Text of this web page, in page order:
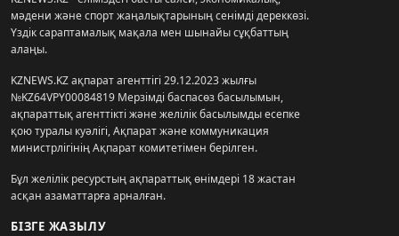
мәдени және спорт жаңалықтарының сенімді дереккөзі.
Үздік сараптамалық мақала мен шынайы сұқбаттың
алаңы.
KZNEWS.KZ ақпарат агенттігі 29.12.2023 жылғы
№KZ64VPY00084819 Мерзімді баспасөз басылымын,
ақпараттық агенттікті және желілік басылымды есепке
қою туралы куәлігі, Ақпарат және коммуникация
министрлігінің Ақпарат комитетімен берілген.
Бұл желілік ресурстың ақпараттық өнімдері 18 жастан
асқан азаматтарға арналған.
БІЗГЕ ЖАЗЫЛУ